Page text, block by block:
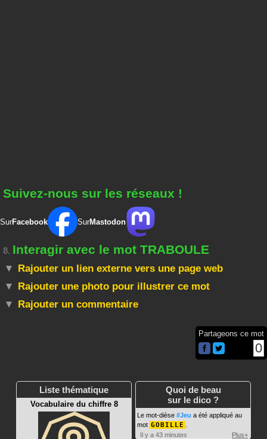
Suivez-nous sur les réseaux !
SurFacebook SurMastodon
8. Interagir avec le mot TRABOULE
Rajouter un lien externe vers une page web
Rajouter une photo pour illustrer ce mot
Rajouter un commentaire
Partageons ce mot
0
Liste thématique
Vocabulaire du chiffre 8
Quoi de beau
sur le dico ?
Le mot-dièse #Jeu a été appliqué au
mot GOBILLE
Il y a 43 minutes
Plus+